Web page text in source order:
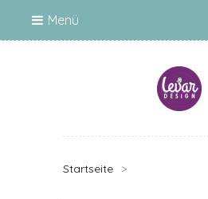
Menü
Startseite >